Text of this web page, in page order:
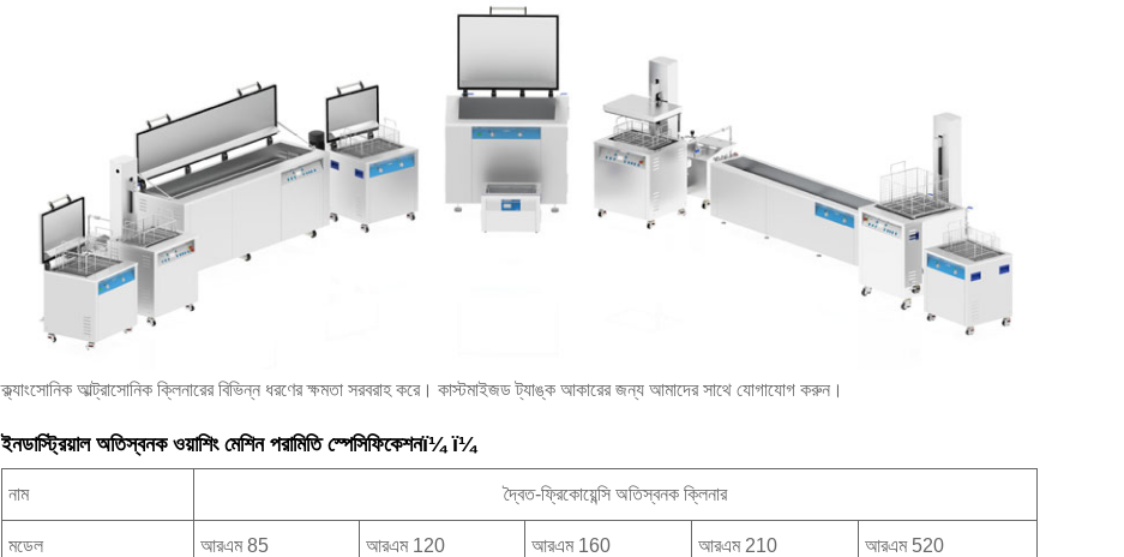
ক্ল্যাংসোনিক আল্ট্রাসোনিক ক্লিনারের বিভিন্ন ধরণের ক্ষমতা সরবরাহ করে। কাস্টমাইজড ট্যাঙ্ক আকারের জন্য আমাদের সাথে যোগাযোগ করুন।
ইনডাস্ট্রিয়াল অতিস্বনক ওয়াশিং মেশিন পরামিতি স্পেসিফিকেশনï¼ ï¼
নাম দ্বৈত-ফ্রিকোয়েন্সি অতিস্বনক ক্লিনার
মডেল আরএম 85 আরএম 120 আরএম 160 আরএম 210 আরএম 520